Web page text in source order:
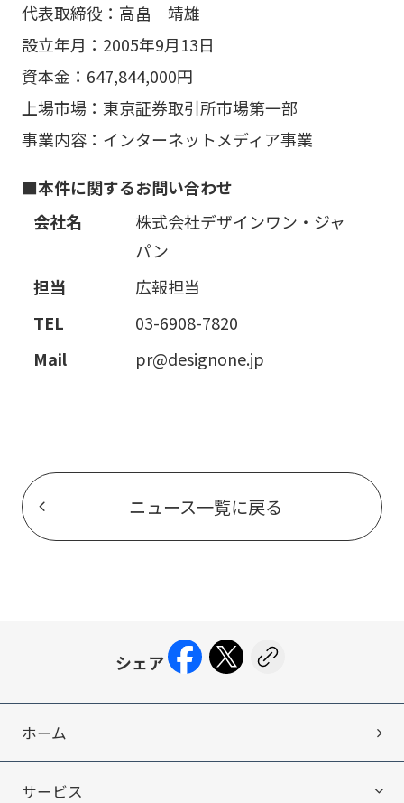
代表取締役：高畠 靖雄
設立年月：2005年9月13日
資本金：647,844,000円
上場市場：東京証券取引所市場第一部
事業内容：インターネットメディア事業
本件に関するお問い合わせ
会社名
株式会社デザインワン・ジャ
パン
担当
広報担当
TEL
03-6908-7820
Mail
pr@designone.jp
ニュース一覧に戻る
ホーム
サービス